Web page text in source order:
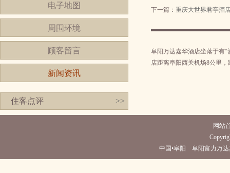
电子地图
周围环境
顾客留言
新闻资讯
住客点评 >>
下一篇： 重庆大世界君亭酒
阜阳万达嘉华酒店坐落于有
店距离阜阳西关机场8公里
网站
中国•阜阳 阜阳富力万达